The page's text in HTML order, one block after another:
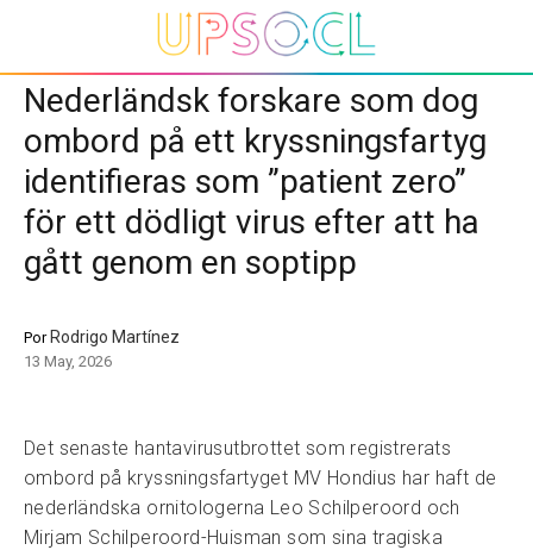
Nederländsk forskare som dog
ombord på ett kryssningsfartyg
identifieras som ”patient zero”
för ett dödligt virus efter att ha
gått genom en soptipp
Por Rodrigo Martínez
13 May, 2026
Det senaste hantavirusutbrottet som registrerats
ombord på kryssningsfartyget MV Hondius har haft de
nederländska ornitologerna Leo Schilperoord och
Mirjam Schilperoord-Huisman som sina tragiska